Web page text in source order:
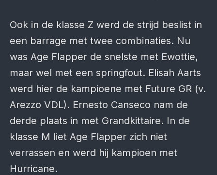
Ook in de klasse Z werd de strijd beslist in
een barrage met twee combinaties. Nu
was Age Flapper de snelste met Ewottie,
maar wel met een springfout. Elisah Aarts
werd hier de kampioene met Future GR (v.
Arezzo VDL). Ernesto Canseco nam de
derde plaats in met Grandkittaire. In de
klasse M liet Age Flapper zich niet
verrassen en werd hij kampioen met
Hurricane.